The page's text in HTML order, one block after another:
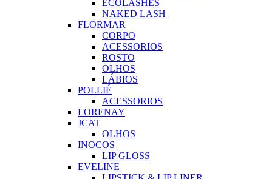
ECOLASHES
NAKED LASH
FLORMAR
CORPO
ACESSORIOS
ROSTO
OLHOS
LÁBIOS
POLLIÉ
ACESSORIOS
LORENAY
JCAT
OLHOS
INOCOS
LIP GLOSS
EVELINE